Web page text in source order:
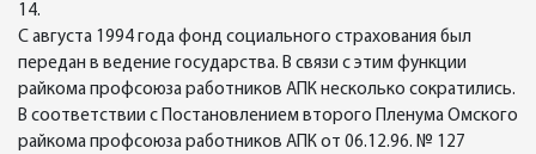
14.
С августа 1994 года фонд социального страхования был
передан в ведение государства. В связи с этим функции
райкома профсоюза работников АПК несколько сократились.
В соответствии с Постановлением второго Пленума Омского
райкома профсоюза работников АПК от 06.12.96. № 127